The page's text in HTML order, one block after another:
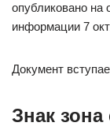
опубликовано на
информации 7
Документ
Знак